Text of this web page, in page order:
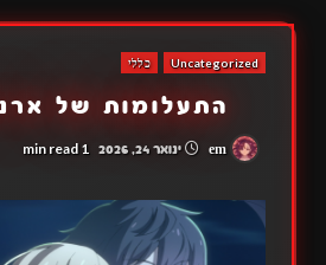
Uncategorized כללי
התעלומות של
ינואר 24, 2026 1 min read